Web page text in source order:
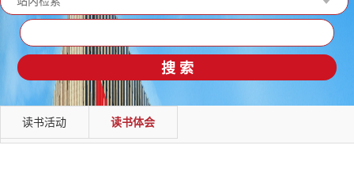
馆藏检索
站内检索
读书活动 读书体会